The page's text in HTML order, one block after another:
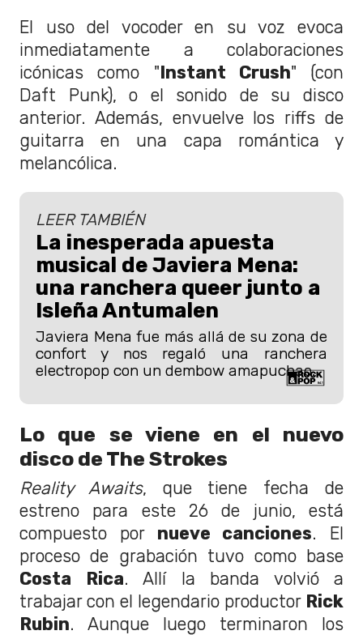
El uso del vocoder en su voz evoca
inmediatamente a colaboraciones
icónicas como "Instant Crush" (con
Daft Punk), o el sonido de su disco
anterior. Además, envuelve los riffs de
guitarra en una capa romántica y
melancólica.
LEER TAMBIÉN
La inesperada apuesta
musical de Javiera Mena:
una ranchera queer junto a
Isleña Antumalen
Javiera Mena fue más allá de su zona de
confort y nos regaló una ranchera
electropop con un dembow amapuchao.
Lo que se viene en el nuevo
disco de The Strokes
Reality Awaits, que tiene fecha de
estreno para este 26 de junio, está
compuesto por nueve canciones. El
proceso de grabación tuvo como base
Costa Rica. Allí la banda volvió a
trabajar con el legendario productor Rick
Rubin. Aunque luego terminaron los